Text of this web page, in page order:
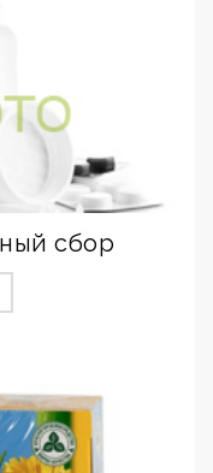
сбор